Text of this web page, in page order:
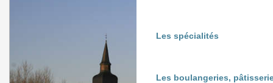
Les spécialités
Les boulangeries,